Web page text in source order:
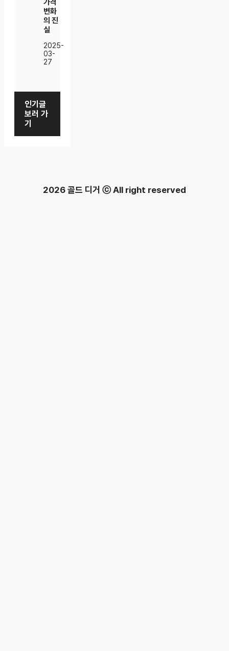
가격
변화
의 진
실
2025-
03-
27
인기글
보러 가
기
2026 골드 디거 ⓒ All right reserved